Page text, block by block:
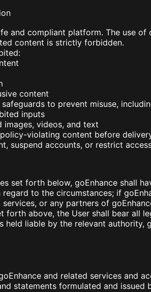
and compliant platform. The use of
content is strictly forbidden.
content
to prevent misuse,
inputs
videos, and text
violating content before
suspend accounts, or restrict
set forth below, goEnhance shall
to the circumstances; if
or any partners of
forth above, the User shall bear all
held liable by the relevant authority,
and related services and
statements formulated and issued